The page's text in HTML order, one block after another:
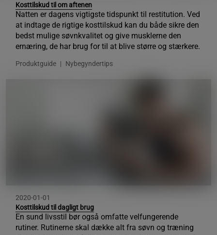
Kosttilskud til om aftenen
Natten er dagens vigtigste tidspunkt til restitution. Ved
at indtage de rigtige kosttilskud kan du både sikre den
bedst mulige søvnkvalitet og give musklerne den
ernæring, de har brug for til at blive større og stærkere.
Produktguide Nybegyndertips
2020-01-01
Kosttilskud til dagligt brug
En sund livsstil bør også omfatte velfungerende
rutiner. Rutinerne skal dække alt fra søvn og træning